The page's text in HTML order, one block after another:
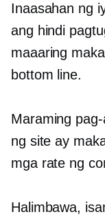
Inaasahan ng
ang hindi
maaaring
bottom line.
Maraming
ng site ay
mga rate ng
Halimbawa,